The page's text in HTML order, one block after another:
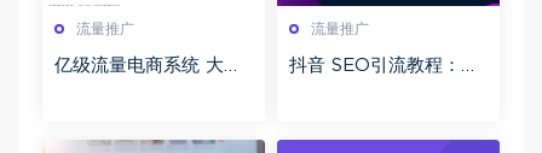
流量推广
亿级流量电商系统 大型
流量推广
抖音 SEO引流教程：抓
成交变现